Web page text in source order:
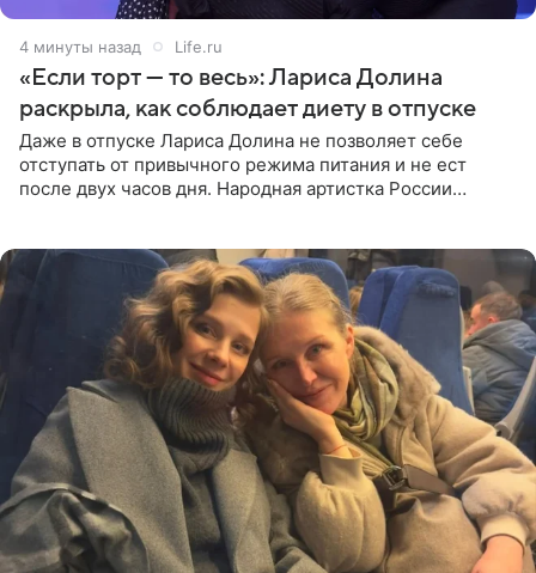
4 минуты назад Life.ru
«Если торт — то весь»: Лариса Долина
раскрыла, как соблюдает диету в отпуске
Даже в отпуске Лариса Долина не позволяет себе
отступать от привычного режима питания и не ест
после двух часов дня. Народная артистка России